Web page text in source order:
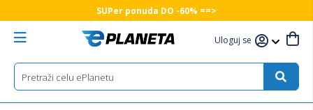
SUPer ponuda DO -60% ==>
Uloguj se